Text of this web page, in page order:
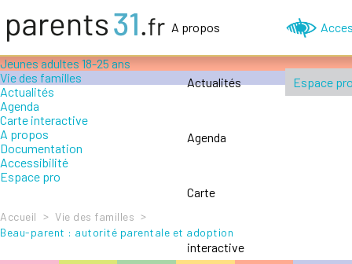
A propos
Actualités
Agenda
Carte
interactive
Espace
Petite enfance 0-6 ans
Enfance 6-12 ans
Jeunes adultes 18-25 ans
Vie des familles
Actualités
Agenda
Carte interactive
A propos
Documentation
Accessibilité
Espace pro
Accueil > Vie des familles >
Beau-parent : autorité parentale et adoption